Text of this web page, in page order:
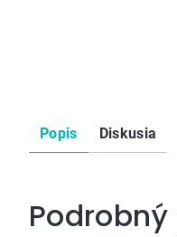
Popis Diskusia